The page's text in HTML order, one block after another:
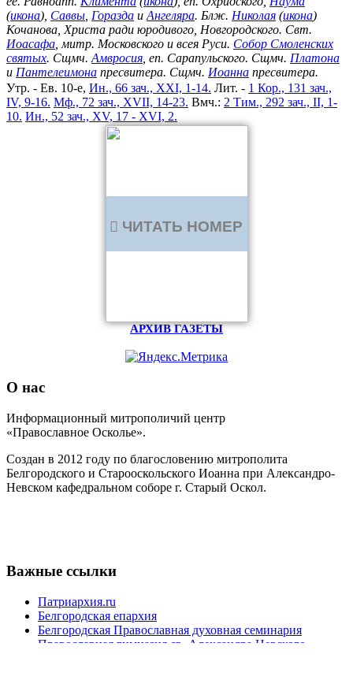
(икона), Саввы Горазда и Ангеляра. Блж. Николая (икона)
Кочанова, Христа ради юродивого, Новгородского. Свт.
Иоасафа , митр. Московского и всея Руси. Собор Смоленских
святых. Сщмч. Амвросия , еп. Сарапульского. Сщмч. Платона
и Пантелеимона пресвитера. Сщмч. Иоанна пресвитера.
Утр. - Ев. 10-е, Ин., 66 зач., XXI, 1-14. Лит. - 1 Кор., 131 зач.,
IV, 9-16. Мф., 72 зач., XVII, 14-23. Вмч.: 2 Тим., 292 зач., II, 1-
10. Ин., 52 зач., XV, 17 - XVI, 2.
ЧИТАТЬ НОМЕР
АРХИВ ГАЗЕТЫ
О нас
Информационный митрополичий центр
«Православное Осколье».
Создан в 2012 году по благословению митрополита
Белгородского и Старооскольского Иоанна при Александро-
Невском кафедральном соборе г. Старый Оскол.
Важные ссылки
Патриархия.ru
Белгородская епархия
Белгородская Православная духовная семинария
Православная гимназия св. Александра Невского